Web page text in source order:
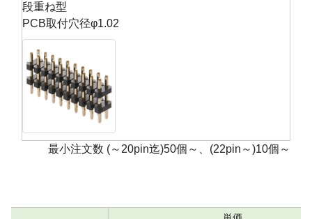
段重ね型
PCB取付穴径φ1.02
最小注文数 (～20pin迄)50個～、(22pin～)10個～